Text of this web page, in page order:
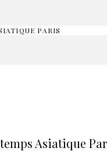
PARIS
Asiatique